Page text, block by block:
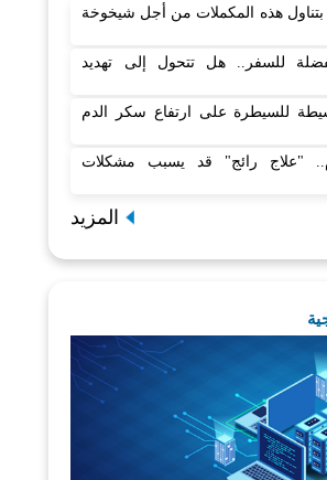
هذه المكملات من أجل شيخوخة
للسفر.. هل تتحول إلى تهديد
للسيطرة على ارتفاع سكر الدم
"علاج رائج" قد يسبب مشكلات
المزيد